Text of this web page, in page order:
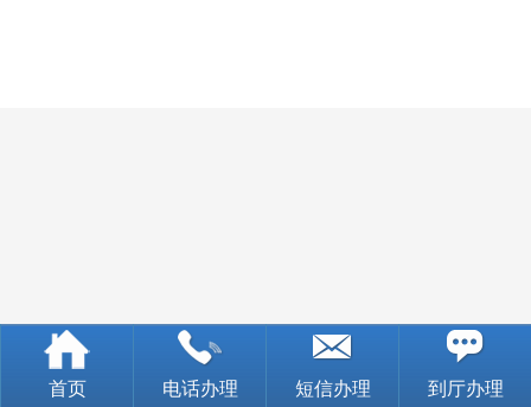
首页 电话办理 短信办理 到厅办理